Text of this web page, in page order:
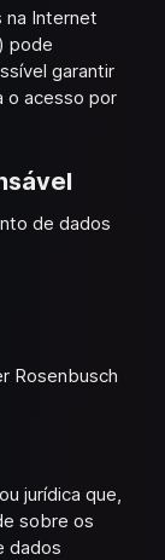
na Internet
pode
garantir
o acesso por
de dados
Rosenbusch
jurídica que,
sobre os
dados